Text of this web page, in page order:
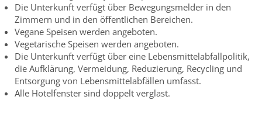
Die Unterkunft verfügt über Bewegungsmelder in den
Zimmern und in den öffentlichen Bereichen.
Vegane Speisen werden angeboten.
Vegetarische Speisen werden angeboten.
Die Unterkunft verfügt über eine Lebensmittelabfallpolitik,
die Aufklärung, Vermeidung, Reduzierung, Recycling und
Entsorgung von Lebensmittelabfällen umfasst.
Alle Hotelfenster sind doppelt verglast.